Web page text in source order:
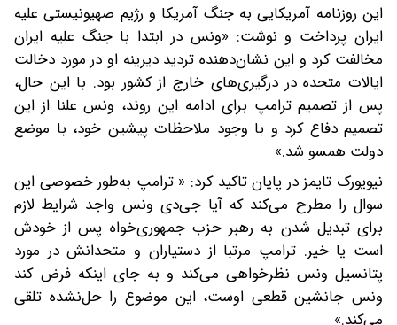
این روزنامه آمریکایی به جنگ آمریکا و رژیم صهیونیستی علیه
ایران پرداخت و نوشت: «ونس در ابتدا با جنگ علیه ایران
مخالفت کرد و این نشان‌دهنده تردید دیرینه او در مورد دخالت
ایالات متحده در درگیری‌های خارج از کشور بود. با این حال،
پس از تصمیم ترامپ برای ادامه این روند، ونس علنا از این
تصمیم دفاع کرد و با وجود ملاحظات پیشین خود، با موضع
دولت همسو شد.»
نیویورک تایمز در پایان تاکید کرد: « ترامپ به‌طور خصوصی این
سوال را مطرح می‌کند که آیا جی‌دی ونس واجد شرایط لازم
برای تبدیل شدن به رهبر حزب جمهوری‌خواه پس از خودش
است یا خیر. ترامپ مرتبا از دستیاران و متحدانش در مورد
پتانسیل ونس نظرخواهی می‌کند و به جای اینکه فرض کند
ونس جانشین قطعی اوست، این موضوع را حل‌نشده تلقی
می‌کند.»